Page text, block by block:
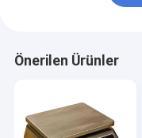
Önerilen Ürünler